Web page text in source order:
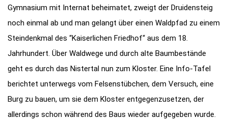
Gymnasium mit Internat beheimatet, zweigt der Druidensteig
noch einmal ab und man gelangt über einen Waldpfad zu einem
Steindenkmal des “Kaiserlichen Friedhof“ aus dem 18.
Jahrhundert. Über Waldwege und durch alte Baumbestände
geht es durch das Nistertal nun zum Kloster. Eine Info-Tafel
berichtet unterwegs vom Felsenstübchen, dem Versuch, eine
Burg zu bauen, um sie dem Kloster entgegenzusetzen, der
allerdings schon während des Baus wieder aufgegeben wurde.